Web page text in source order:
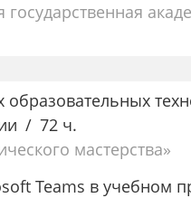
72 ч.
мастерства»
Teams в учебном